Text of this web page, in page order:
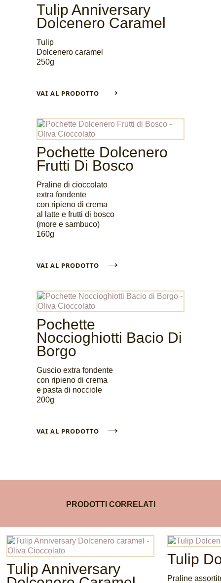
Tulip Anniversary
Dolcenero Caramel
Tulip
Dolcenero caramel
250g
VAI AL PRODOTTO →
Pochette Dolcenero
Frutti Di Bosco
Praline di cioccolato
extra fondente
con ripieno di crema
al latte e frutti di bosco
(more e sambuco)
160g
VAI AL PRODOTTO →
Pochette
Noccioghiotti Bacio Di
Borgo
Guscio extra fondente
con ripieno di crema
e pasta di nocciole
200g
VAI AL PRODOTTO →
PRODOTTI CORRELATI
Tulip Anniversary
Tulip
Praline